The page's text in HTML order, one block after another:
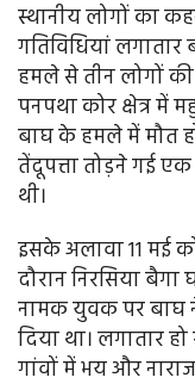
स्थानीय लोगों का
गतिविधियां
हमले से तीन लोगों
पनपथा कोर क्षेत्र
बाघ के हमले में मौत
तेंदूपत्ता तोड़ने गई
थी।
इसके अलावा 11 मई
दौरान निरसिया
नामक युवक पर बाघ
दिया था। लगातार
गांवों में भय और